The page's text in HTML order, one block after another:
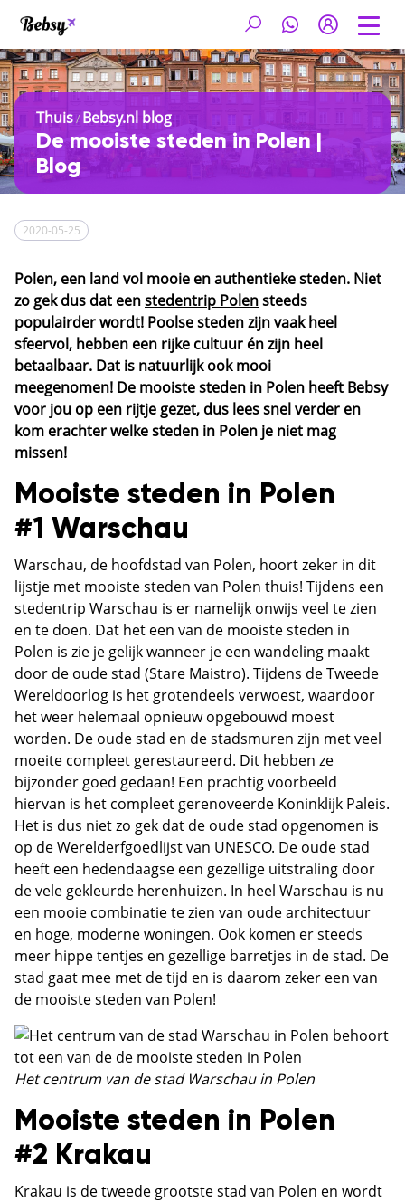
Thuis/ Bebsy.nl blog
De mooiste steden in Polen |
Blog
2020-05-25
Polen, een land vol mooie en authentieke steden. Niet
zo gek dus dat eenstedentrip Polensteeds
populairder wordt! Poolse steden zijn vaak heel
sfeervol, hebben een rijke cultuur én zijn heel
betaalbaar. Dat is natuurlijk ook mooi
meegenomen! De mooiste steden in Polen heeft Bebsy
voor jou op een rijtje gezet, dus lees snel verder en
kom erachter welke steden in Polen je niet mag
missen!
Mooiste steden in Polen
#1 Warschau
Warschau, de hoofdstad van Polen, hoort zeker in dit
lijstje met mooiste steden van Polen thuis! Tijdens een
stedentrip Warschau is er namelijk onwijs veel te zien
en te doen. Dat het een van de mooiste steden in
Polen is zie je gelijk wanneer je een wandeling maakt
door de oude stad (Stare Maistro). Tijdens de Tweede
Wereldoorlog is het grotendeels verwoest, waardoor
het weer helemaal opnieuw opgebouwd moest
worden. De oude stad en de stadsmuren zijn met veel
moeite compleet gerestaureerd. Dit hebben ze
bijzonder goed gedaan! Een prachtig voorbeeld
hiervan is het compleet gerenoveerde Koninklijk Paleis.
Het is dus niet zo gek dat de oude stad opgenomen is
op de Werelderfgoedlijst van UNESCO. De oude stad
heeft een hedendaagse een gezellige uitstraling door
de vele gekleurde herenhuizen. In heel Warschau is nu
een mooie combinatie te zien van oude architectuur
en hoge, moderne woningen. Ook komen er steeds
meer hippe tentjes en gezellige barretjes in de stad. De
stad gaat mee met de tijd en is daarom zeker een van
de mooiste steden van Polen!
Het centrum van de stad Warschau in Polen
Mooiste steden in Polen
#2 Krakau
Krakau is de tweede grootste stad van Polen en wordt